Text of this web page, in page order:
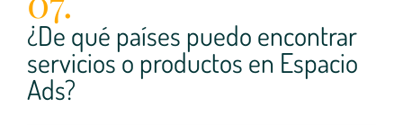
¿De qué países puedo encontrar
servicios o productos en Espacio
Ads?